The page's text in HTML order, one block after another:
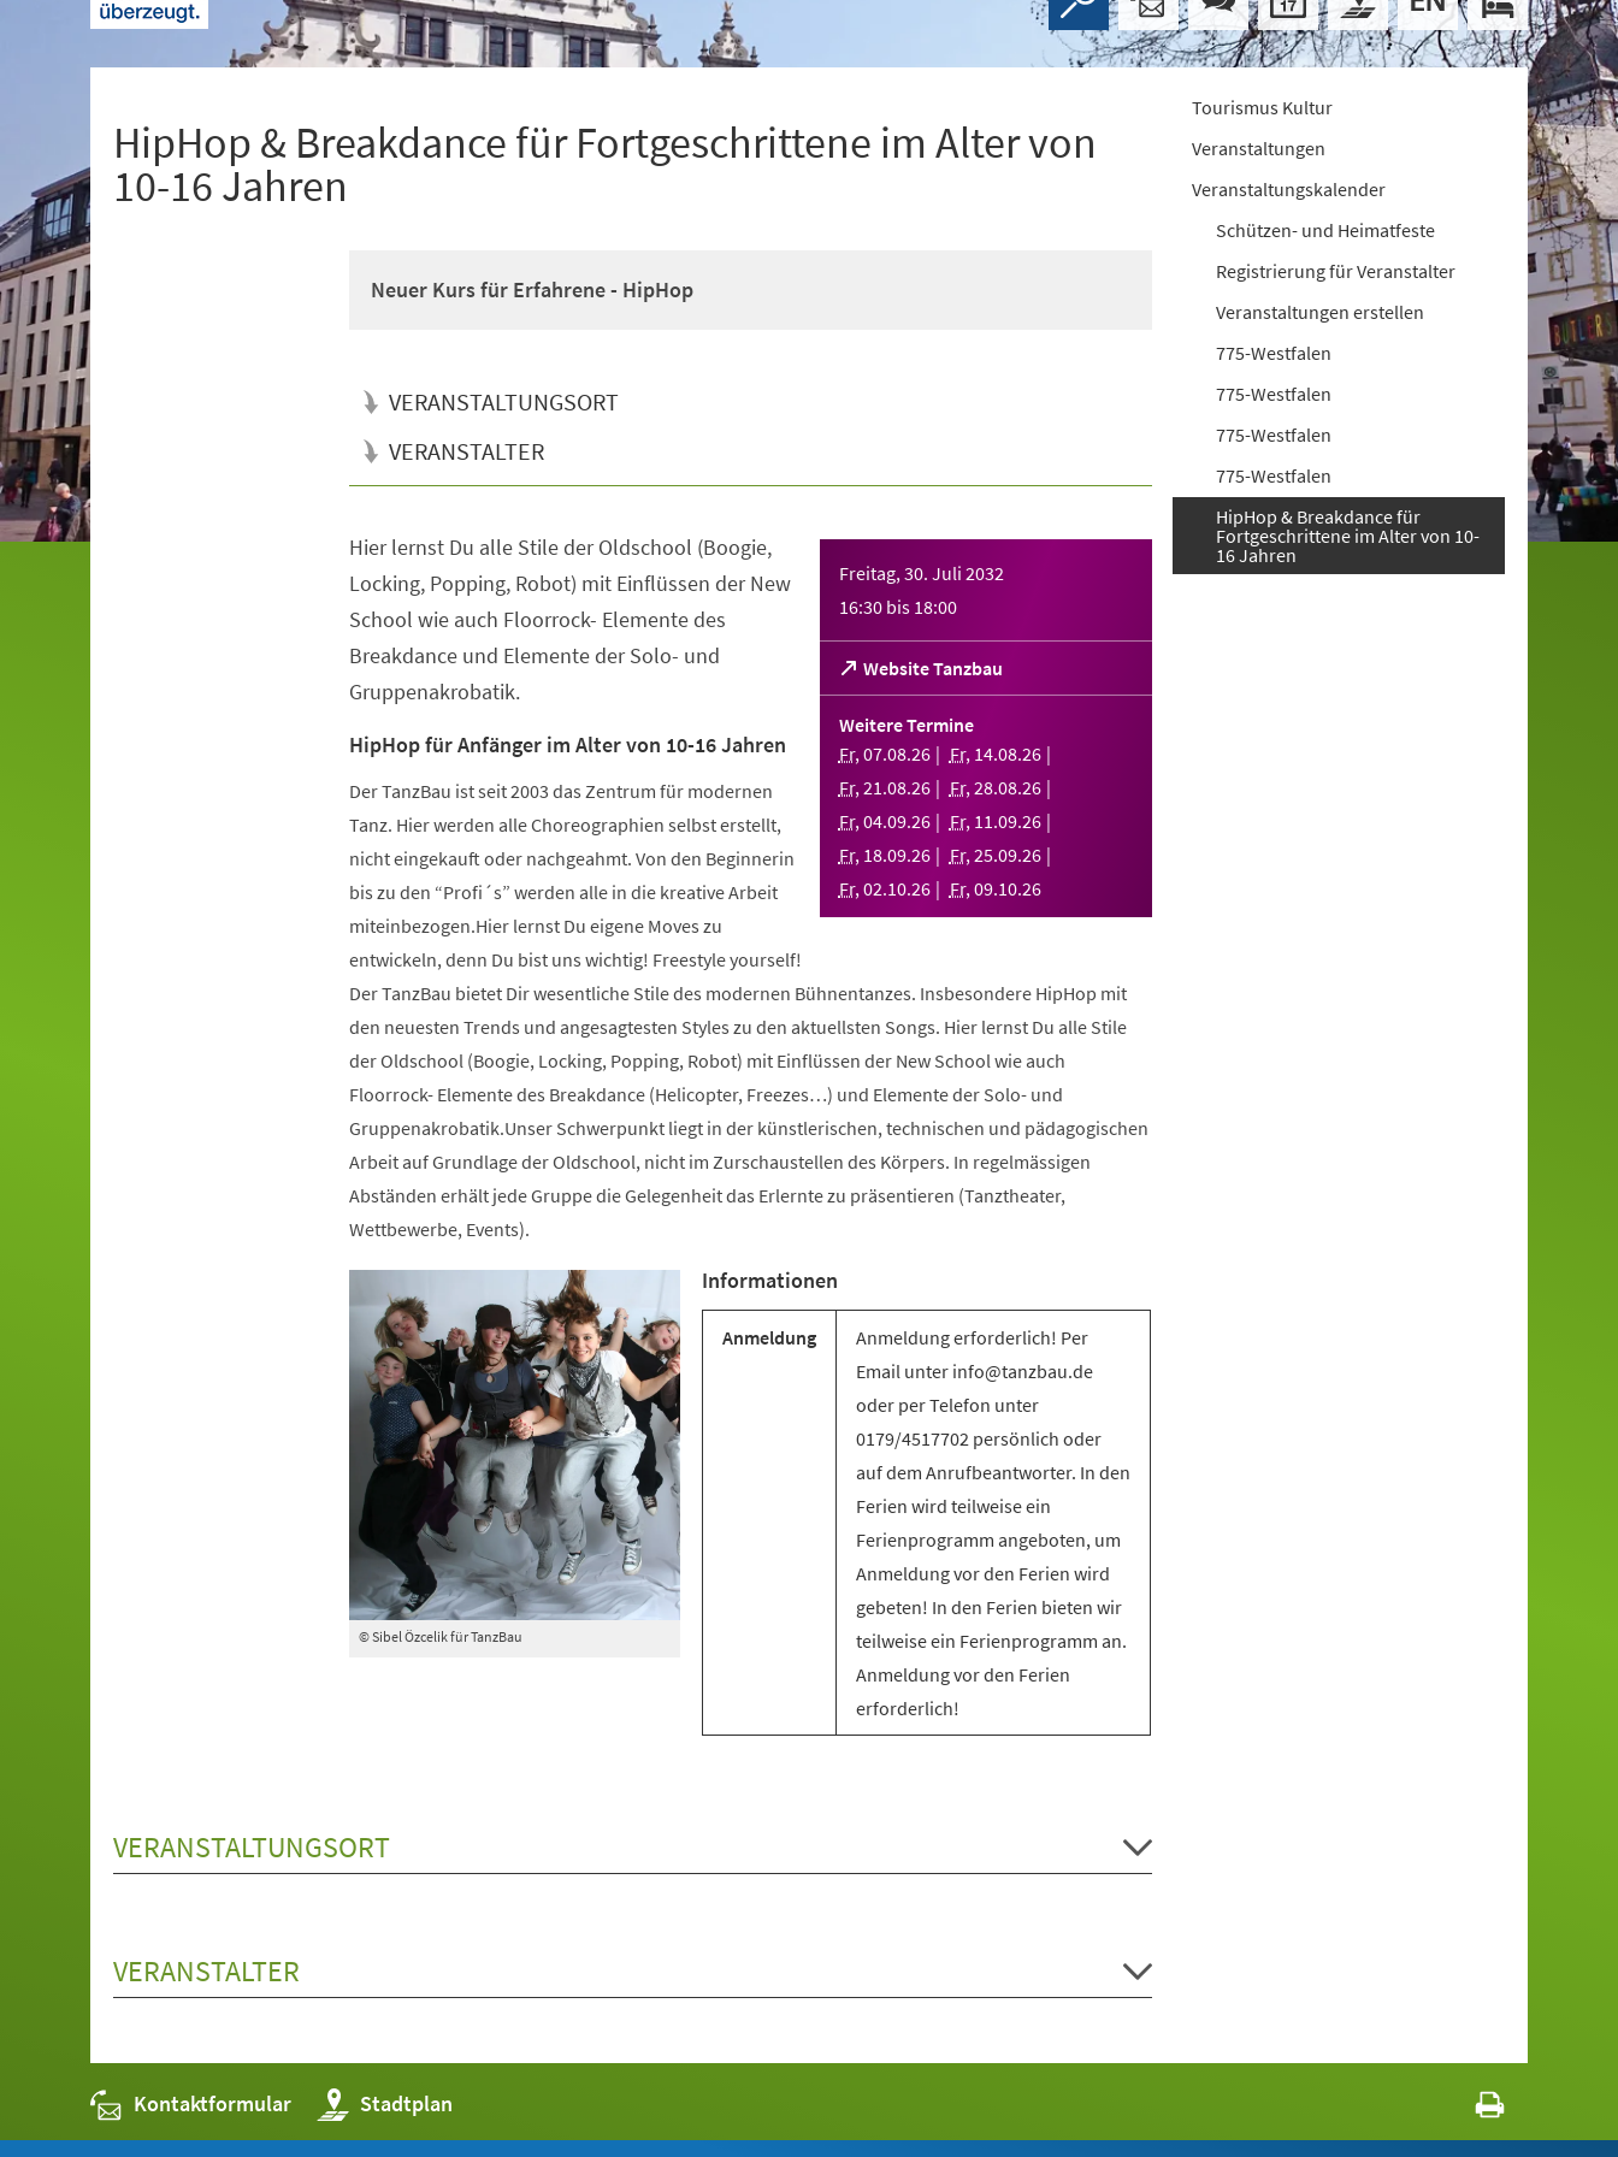
HipHop & Breakdance für Fortgeschrittene im Alter von
10-16 Jahren
Neuer Kurs für Erfahrene - HipHop
VERANSTALTUNGSORT
VERANSTALTER
Freitag, 30. Juli 2032
16:30 bis 18:00
Website Tanzbau
(Öffnet
in
einem
Tab)
Weitere Termine
Fr,07.08.26 Fr, 14.08.26
Fr,21.08.26 Fr,28.08.26
Fr,04.09.26 Fr, 11.09.26
Fr, 18.09.26 Fr,25.09.26
Fr,02.10.26 Fr,09.10.26
Hier lernst Du alle Stile der Oldschool (Boogie,
Locking, Popping, Robot) mit Einflüssen der New
School wie auch Floorrock- Elemente des
Breakdance und Elemente der Solo- und
Gruppenakrobatik.
HipHop für Anfänger im Alter von 10-16 Jahren
Der TanzBau ist seit 2003 das Zentrum für modernen
Tanz. Hier werden alle Choreographien selbst erstellt,
nicht eingekauft oder nachgeahmt. Von den Beginnerin
bis zu den “Profi´s” werden alle in die kreative Arbeit
miteinbezogen.Hier lernst Du eigene Moves zu
entwickeln, denn Du bist uns wichtig! Freestyle yourself!
Der TanzBau bietet Dir wesentliche Stile des modernen Bühnentanzes. Insbesondere HipHop mit
den neuesten Trends und angesagtesten Styles zu den aktuellsten Songs. Hier lernst Du alle Stile
der Oldschool (Boogie, Locking, Popping, Robot) mit Einflüssen der New School wie auch
Floorrock- Elemente des Breakdance (Helicopter, Freezes…) und Elemente der Solo- und
Gruppenakrobatik.Unser Schwerpunkt liegt in der künstlerischen, technischen und pädagogischen
Arbeit auf Grundlage der Oldschool, nicht im Zurschaustellen des Körpers. In regelmässigen
Abständen erhält jede Gruppe die Gelegenheit das Erlernte zu präsentieren (Tanztheater,
Wettbewerbe, Events).
© Sibel Özcelik für TanzBau
Informationen
Anmeldung
Anmeldung erforderlich! Per
Email unter info@tanzbau.de
oder per Telefon unter
0179/4517702 persönlich oder
auf dem Anrufbeantworter. In den
Ferien wird teilweise ein
Ferienprogramm angeboten, um
Anmeldung vor den Ferien wird
gebeten! In den Ferien bieten wir
teilweise ein Ferienprogramm an.
Anmeldung vor den Ferien
erforderlich!
VERANSTALTUNGSORT
VERANSTALTER
Tourismus Kultur
Veranstaltungen
Veranstaltungskalender
Schützen- und Heimatfeste
Registrierung für Veranstalter
Veranstaltungen erstellen
775-Westfalen
775-Westfalen
775-Westfalen
775-Westfalen
HipHop & Breakdance für
Fortgeschrittene im Alter von 10-
16 Jahren
Kontaktformular Stadtplan
(Öffnet
in
einem